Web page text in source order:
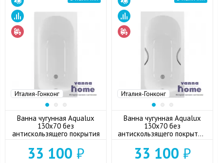
Италия-Гонконг
Ванна чугунная Aqualux
130x70 без
антискользящего покрытия
33 100 ₽
Италия-Гонконг
Ванна чугунная Aqualux
130x70 без
антискользящего покрытия,
33 100 ₽